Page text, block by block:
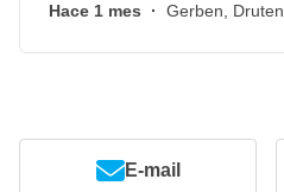
Hace 1 mes · Gerben, Druten
E-mail